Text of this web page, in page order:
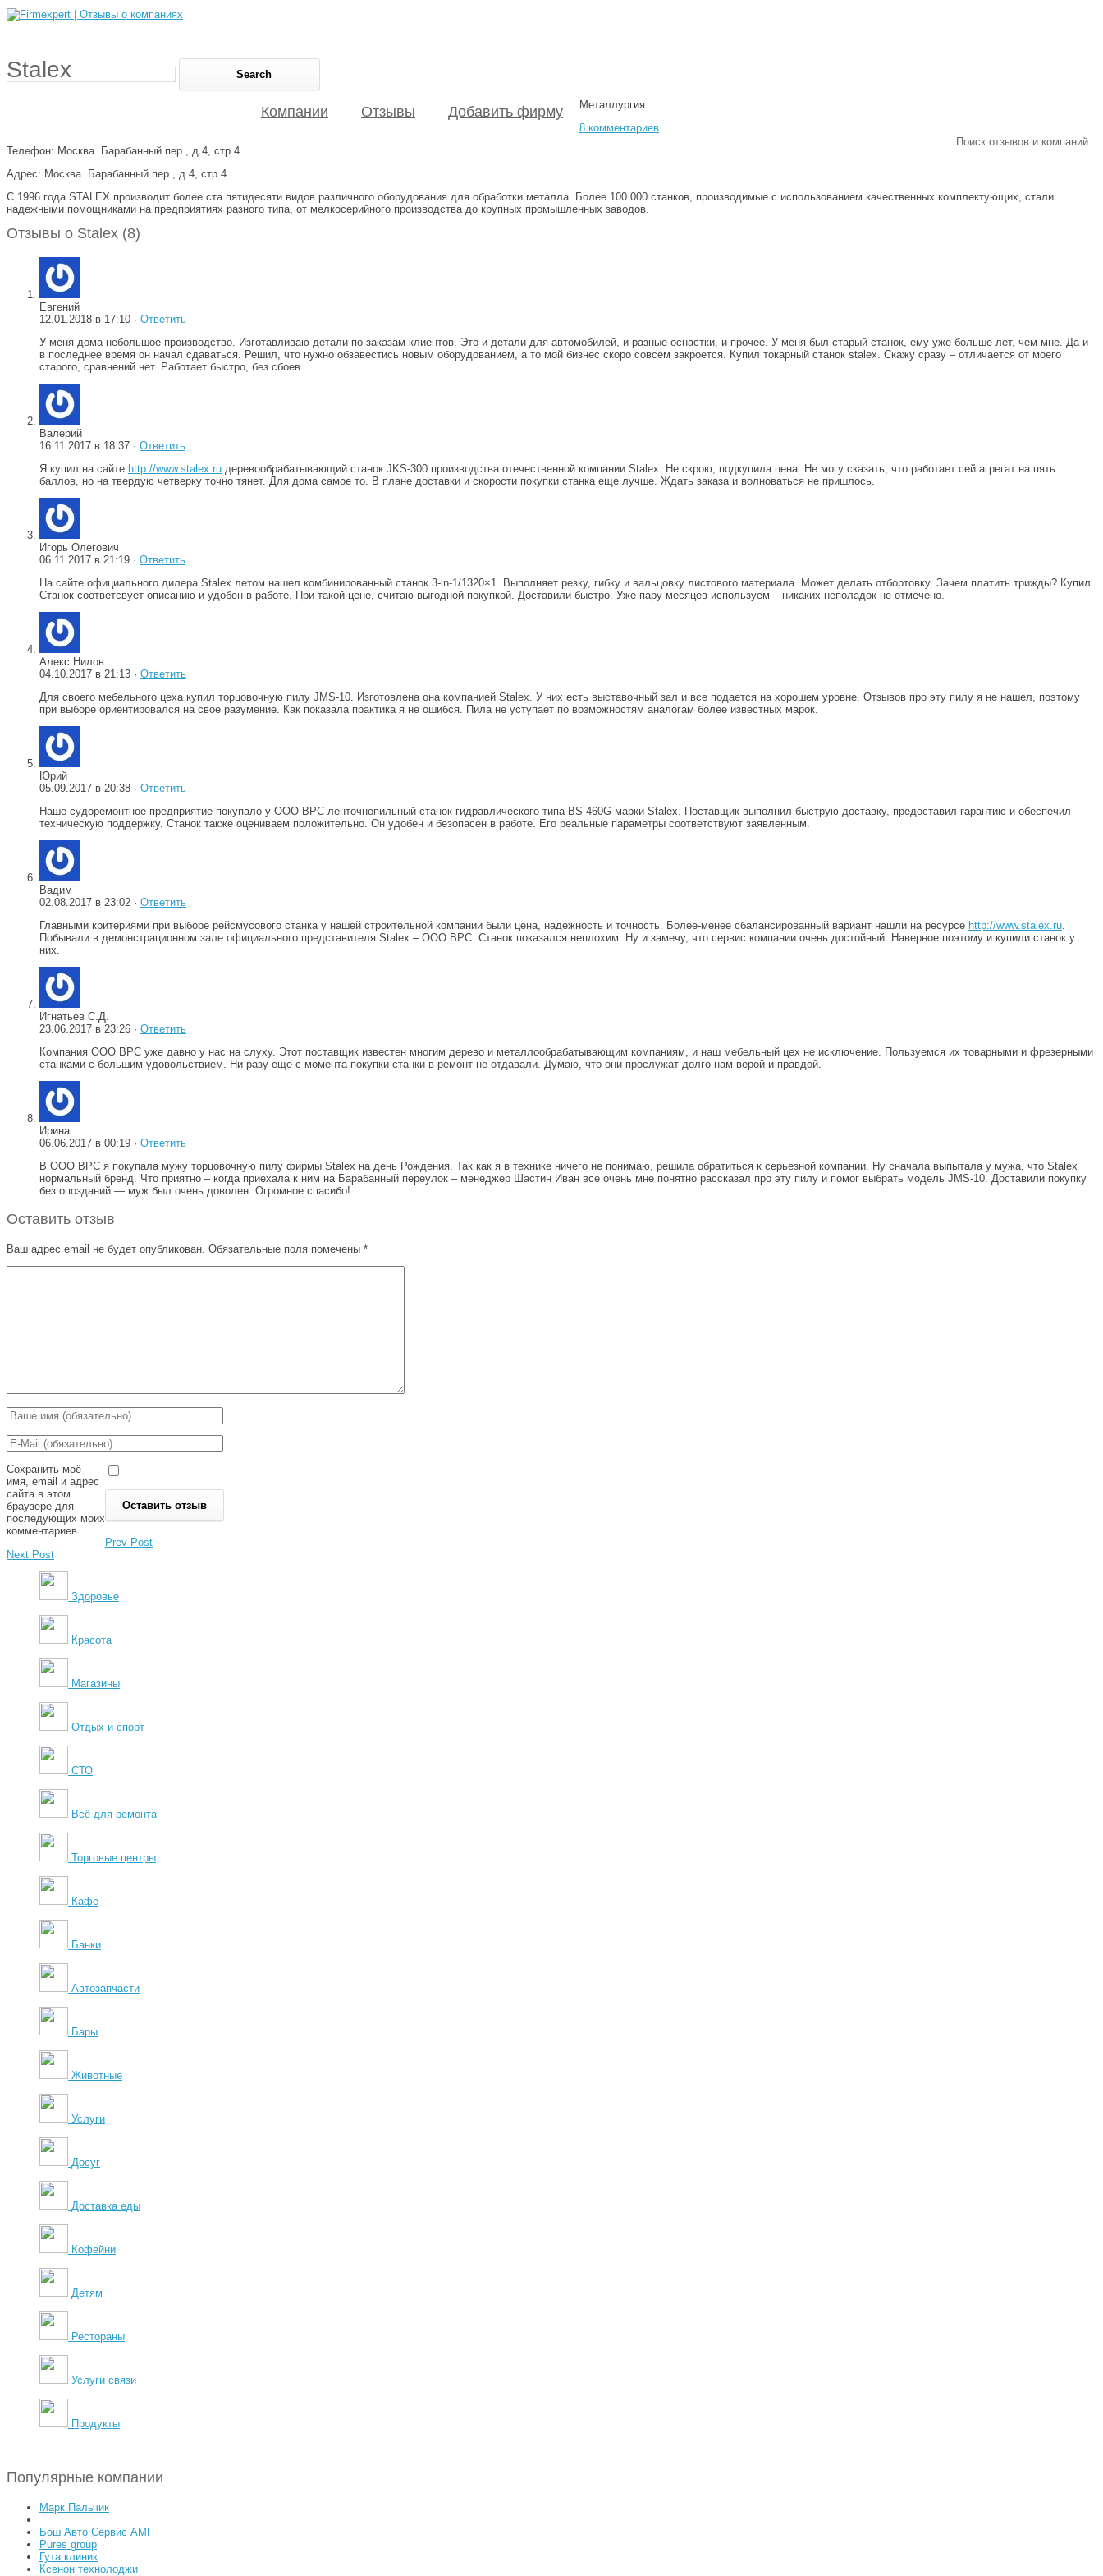
Поиск отзывов и компаний
Компании Отзывы Добавить фирму
Stalex
Металлургия
8 комментариев
Телефон: Москва. Барабанный пер., д.4, стр.4
Адрес: Москва. Барабанный пер., д.4, стр.4
С 1996 года STALEX производит более ста пятидесяти видов различного оборудования для обработки металла. Более 100 000 станков, производимые с использованием качественных комплектующих, стали
надежными помощниками на предприятиях разного типа, от мелкосерийного производства до крупных промышленных заводов.
Отзывы о Stalex (8)
Евгений
12.01.2018 в 17:10 · Ответить
У меня дома небольшое производство. Изготавливаю детали по заказам клиентов. Это и детали для автомобилей, и разные оснастки, и прочее. У меня был старый станок, ему уже больше лет, чем мне. Да и
в последнее время он начал сдаваться. Решил, что нужно обзавестись новым оборудованием, а то мой бизнес скоро совсем закроется. Купил токарный станок stalex. Скажу сразу – отличается от моего
старого, сравнений нет. Работает быстро, без сбоев.
Валерий
16.11.2017 в 18:37 · Ответить
Я купил на сайте http://www.stalex.ru деревообрабатывающий станок JKS-300 производства отечественной компании Stalex. Не скрою, подкупила цена. Не могу сказать, что работает сей агрегат на пять
баллов, но на твердую четверку точно тянет. Для дома самое то. В плане доставки и скорости покупки станка еще лучше. Ждать заказа и волноваться не пришлось.
Игорь Олегович
06.11.2017 в 21:19 · Ответить
На сайте официального дилера Stalex летом нашел комбинированный станок 3-in-1/1320×1. Выполняет резку, гибку и вальцовку листового материала. Может делать отбортовку. Зачем платить трижды? Купил.
Станок соответсвует описанию и удобен в работе. При такой цене, считаю выгодной покупкой. Доставили быстро. Уже пару месяцев используем – никаких неполадок не отмечено.
Алекс Нилов
04.10.2017 в 21:13 · Ответить
Для своего мебельного цеха купил торцовочную пилу JMS-10. Изготовлена она компанией Stalex. У них есть выставочный зал и все подается на хорошем уровне. Отзывов про эту пилу я не нашел, поэтому
при выборе ориентировался на свое разумение. Как показала практика я не ошибся. Пила не уступает по возможностям аналогам более известных марок.
Юрий
05.09.2017 в 20:38 · Ответить
Наше судоремонтное предприятие покупало у ООО ВРС ленточнопильный станок гидравлического типа BS-460G марки Stalex. Поставщик выполнил быструю доставку, предоставил гарантию и обеспечил
техническую поддержку. Станок также оцениваем положительно. Он удобен и безопасен в работе. Его реальные параметры соответствуют заявленным.
Вадим
02.08.2017 в 23:02 · Ответить
Главными критериями при выборе рейсмусового станка у нашей строительной компании были цена, надежность и точность. Более-менее сбалансированный вариант нашли на ресурсе http://www.stalex.ru
Побывали в демонстрационном зале официального представителя Stalex – ООО ВРС. Станок показался неплохим. Ну и замечу, что сервис компании очень достойный. Наверное поэтому и купили станок у
них.
Игнатьев С.Д.
23.06.2017 в 23:26 · Ответить
Компания ООО ВРС уже давно у нас на слуху. Этот поставщик известен многим дерево и металлообрабатывающим компаниям, и наш мебельный цех не исключение. Пользуемся их товарными и фрезерными
станками с большим удовольствием. Ни разу еще с момента покупки станки в ремонт не отдавали. Думаю, что они прослужат долго нам верой и правдой.
Ирина
06.06.2017 в 00:19 · Ответить
В ООО ВРС я покупала мужу торцовочную пилу фирмы Stalex на день Рождения. Так как я в технике ничего не понимаю, решила обратиться к серьезной компании. Ну сначала выпытала у мужа, что Stalex
нормальный бренд. Что приятно – когда приехала к ним на Барабанный переулок – менеджер Шастин Иван все очень мне понятно рассказал про эту пилу и помог выбрать модель JMS-10. Доставили покупку
без опозданий — муж был очень доволен. Огромное спасибо!
Оставить отзыв
Ваш адрес email не будет опубликован. Обязательные поля помечены *
Сохранить моё
имя, email и адрес
сайта в этом
браузере для
последующих моих
комментариев.
Prev Post
Next Post
Здоровье
Красота
Магазины
Отдых и спорт
СТО
Всё для ремонта
Торговые центры
Кафе
Банки
Автозапчасти
Бары
Животные
Услуги
Досуг
Доставка еды
Кофейни
Детям
Рестораны
Услуги связи
Продукты
Популярные компании
Марк Пальчик
Бош Авто Сервис АМГ
Pures group
Гута клиник
Ксенон технолоджи